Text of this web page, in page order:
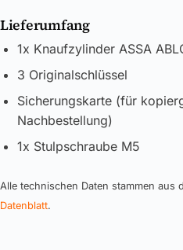
Lieferumfang
1x Knaufzylinder ASSA
3 Originalschlüssel
Sicherungskarte (für
Nachbestellung)
1x Stulpschraube M5
Alle technischen Daten stammen aus
Datenblatt.